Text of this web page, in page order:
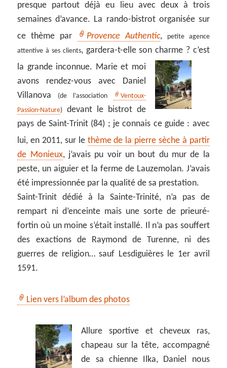
presque partout déjà eu lieu avec deux à trois
semaines d’avance. La rando-bistrot organisée sur
ce thème par
Provence Authentic,
petite agence
attentive à ses clients, gardera-t-elle son charme ? c’est
la grande inconnue. Marie et moi
avons rendez-vous avec Daniel
Villanova
(de l’association
Ventoux-
Passion-Nature) devant le bistrot de
pays de Saint-Trinit (84) ; je connais ce guide : avec
lui, en 2011, sur le thème de la pierre sèche à partir
de Monieux, j’avais pu voir un bout du mur de la
peste, un aiguier et la ferme de Lauzemolan. J’avais
été impressionnée par la qualité de sa prestation.
Saint-Trinit dédié à la Sainte-Trinité, n’a pas de
rempart ni d’enceinte mais une sorte de prieuré-
fortin où un moine s’était installé. Il n’a pas souffert
des exactions de Raymond de Turenne, ni des
guerres de religion… sauf Lesdiguières le 1er avril
1591.
Lien vers l’album des photos
Allure sportive et cheveux ras,
chapeau sur la tête, accompagné
de sa chienne Ilka, Daniel nous